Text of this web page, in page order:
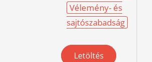
Vélemény- és
sajtószabadság
Letöltés